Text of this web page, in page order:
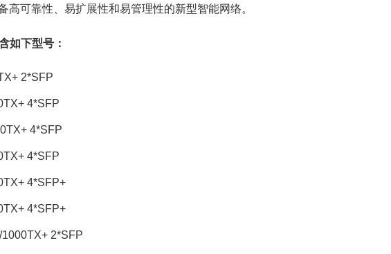
高可靠性、易扩展性和易管理性的新型智能网络。
如下型号：
2*SFP
4*SFP
4*SFP
4*SFP
4*SFP+
4*SFP+
2*SFP